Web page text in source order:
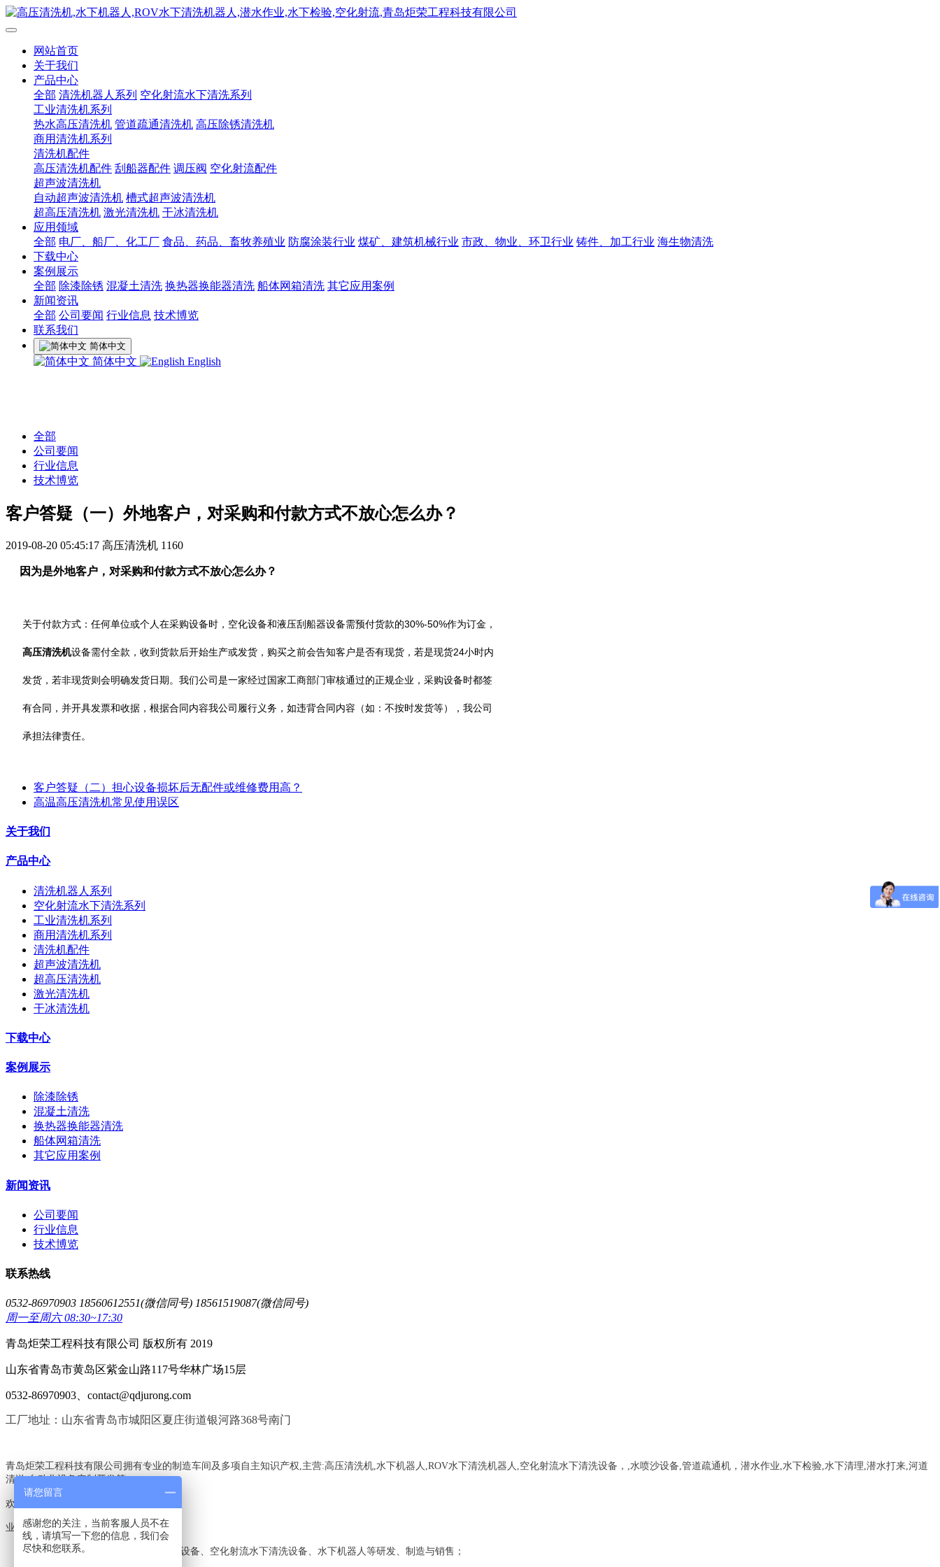
网站首页
关于我们
产品中心
全部 清洗机器人系列 空化射流水下清洗系列
工业清洗机系列
热水高压清洗机 管道疏通清洗机 高压除锈清洗机
商用清洗机系列
清洗机配件
高压清洗机配件 刮船器配件 调压阀 空化射流配件
超声波清洗机
自动超声波清洗机 槽式超声波清洗机
超高压清洗机 激光清洗机 干冰清洗机
应用领域
全部 电厂、船厂、化工厂 食品、药品、畜牧养殖业 防腐涂装行业 煤矿、建筑机械行业 市政、物业、环卫行业 铸件、加工行业 海生物清洗
下载中心
案例展示
全部 除漆除锈 混凝土清洗 换热器换能器清洗 船体网箱清洗 其它应用案例
新闻资讯
全部 公司要闻 行业信息 技术博览
联系我们
简体中文
简体中文 English
全部
公司要闻
行业信息
技术博览
客户答疑（一）外地客户，对采购和付款方式不放心怎么办？
2019-08-20 05:45:17 高压清洗机 1160
因为是外地客户，对采购和付款方式不放心怎么办？
关于付款方式：任何单位或个人在采购设备时，空化设备和液压刮船器设备需预付货款的30%-50%作为订金，
高压清洗机设备需付全款，收到货款后开始生产或发货，购买之前会告知客户是否有现货，若是现货24小时内
发货，若非现货则会明确发货日期。我们公司是一家经过国家工商部门审核通过的正规企业，采购设备时都签
有合同，并开具发票和收据，根据合同内容我公司履行义务，如违背合同内容（如：不按时发货等），我公司
承担法律责任。
客户答疑（二）担心设备损坏后无配件或维修费用高？
高温高压清洗机常见使用误区
关于我们
产品中心
清洗机器人系列
空化射流水下清洗系列
工业清洗机系列
商用清洗机系列
清洗机配件
超声波清洗机
超高压清洗机
激光清洗机
干冰清洗机
下载中心
案例展示
除漆除锈
混凝土清洗
换热器换能器清洗
船体网箱清洗
其它应用案例
新闻资讯
公司要闻
行业信息
技术博览
联系热线
0532-86970903 18560612551(微信同号) 18561519087(微信同号)
周一至周六 08:30~17:30
青岛炬荣工程科技有限公司 版权所有 2019
山东省青岛市黄岛区紫金山路117号华林广场15层
0532-86970903、contact@qdjurong.com
工厂地址：山东省青岛市城阳区夏庄街道银河路368号南门
青岛炬荣工程科技有限公司拥有专业的制造车间及多项自主知识产权,主营:高压清洗机,水下机器人,ROV水下清洗机器人,空化射流水下清洗设备， ,水喷沙设备,管道疏通机 ， 潜水作业,水下检验,水下清理,潜水打来,河道
清淤,自动化设备定制开发等,
欢迎电询:18560612551,18561519087
业务范围：
工业高压清洗机、新型环保水喷沙设备、空化射流水下清洗设备、水下机器人等研发、制造与销售；
请您留言
感谢您的关注，当前客服人员不在
线，请填写一下您的信息，我们会
尽快和您联系。